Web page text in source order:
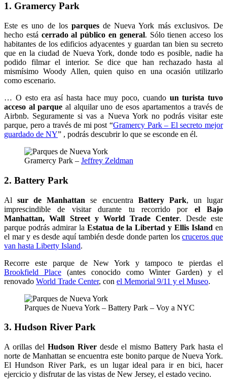
1. Gramercy Park
Este es uno de losparquesde Nueva York más exclusivos. De
hecho está cerrado al público en general. Sólo tienen acceso los
habitantes de los edificios adyacentes y guardan tan bien su secreto
que en la ciudad de Nueva York, donde todo es posible, nadie ha
podido filmar el interior. Se dice que han rechazado hasta al
mismísimo Woody Allen, quien quiso en una ocasión utilizarlo
como escenario.
… O esto era así hasta hace muy poco, cuando un turista tuvo
acceso al parque al alquilar uno de esos apartamentos a través de
Airbnb. Seguramente si vas a Nueva York no podrás visitar este
parque, pero a través de mi post “Gramercy Park – El secreto mejor
guardado de NY” , podrás descubrir lo que se esconde en él.
Gramercy Park – Jeffrey Zeldman
2. Battery Park
Alsur de Manhattan se encuentra Battery Park, un lugar
imprescindible de visitar durante tu recorrido por el Bajo
Manhattan, Wall Street y World Trade Center. Desde este
parque podrás admirar la Estatua de la Libertad y Ellis Island en
el mar y es desde aquí también desde donde parten loscruceros que
van hasta Liberty Island.
Recorre este parque de New York y tampoco te pierdas el
Brookfield Place(antes conocido como Winter Garden) y el
renovado World Trade Center, con el Memorial 9/11 y el Museo.
Parques de Nueva York – Battery Park – Voy a NYC
3. Hudson River Park
A orillas del Hudson River desde el mismo Battery Park hasta el
norte de Manhattan se encuentra este bonito parque de Nueva York.
El Hundson River Park, es un lugar ideal para ir en bici, hacer
ejercicio y disfrutar de las vistas de New Jersey, el estado vecino.